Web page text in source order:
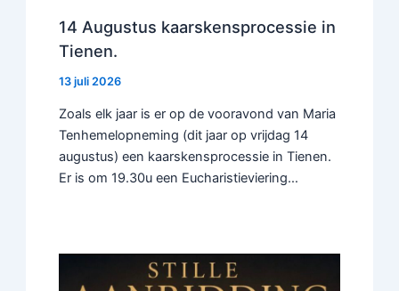
14 Augustus kaarskensprocessie in
Tienen.
13 juli 2026
Zoals elk jaar is er op de vooravond van Maria
Tenhemelopneming (dit jaar op vrijdag 14
augustus) een kaarskensprocessie in Tienen.
Er is om 19.30u een Eucharistieviering…